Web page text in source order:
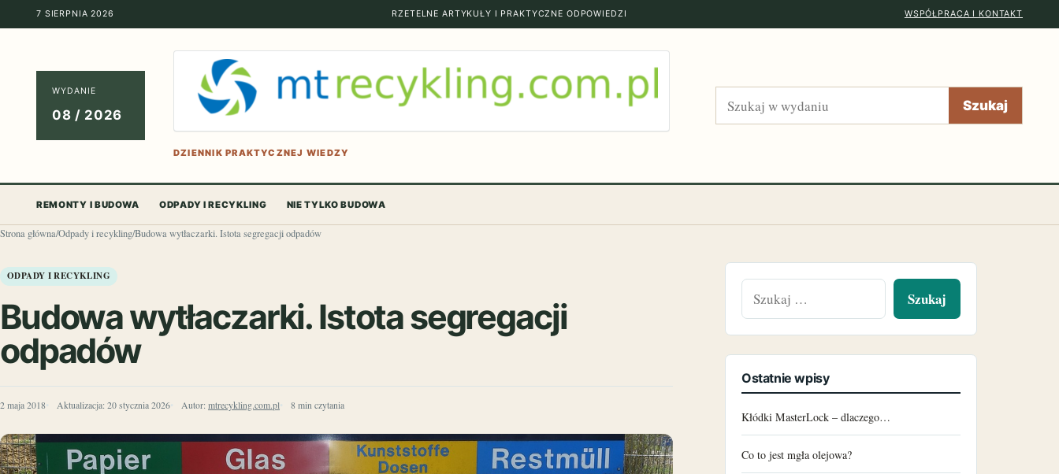
7 SIERPNIA 2026 RZETELNE ARTYKUŁY I PRAKTYCZNE ODPOWIEDZI WSPÓŁPRACA I KONTAKT
WYDANIE
08 / 2026
DZIENNIK PRAKTYCZNEJ WIEDZY
Szukaj Szukaj
REMONTY I BUDOWA ODPADY I RECYKLING NIE TYLKO BUDOWA
Strona główna/Odpady i recykling/Budowa wytłaczarki. Istota segregacji odpadów
ODPADY I RECYKLING
Budowa wytłaczarki. Istota segregacji
odpadów
2 maja 2018 Aktualizacja: 20 stycznia 2026 Autor: mtrecykling.com.pl 8 min czytania
Ostatnie wpisy
Kłódki MasterLock – dlaczego…
Co to jest mgła olejowa?